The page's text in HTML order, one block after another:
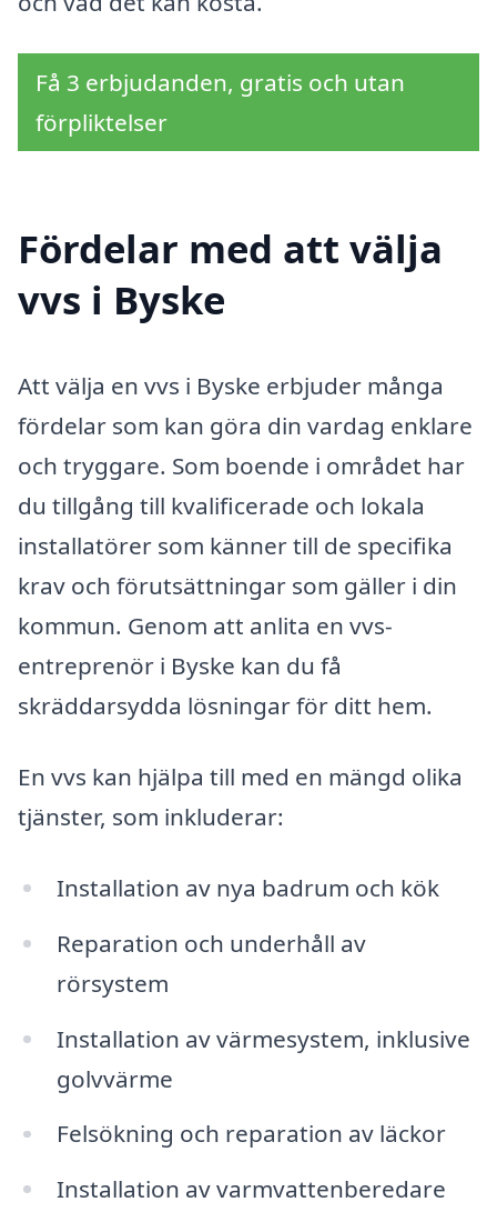
Få 3 erbjudanden, gratis och utan
förpliktelser
Fördelar med att välja
vvs i Byske
Att välja en vvs i Byske erbjuder många
fördelar som kan göra din vardag enklare
och tryggare. Som boende i området har
du tillgång till kvalificerade och lokala
installatörer som känner till de specifika
krav och förutsättningar som gäller i din
kommun. Genom att anlita en vvs-
entreprenör i Byske kan du få
skräddarsydda lösningar för ditt hem.
En vvs kan hjälpa till med en mängd olika
tjänster, som inkluderar:
Installation av nya badrum och kök
Reparation och underhåll av
rörsystem
Installation av värmesystem, inklusive
golvvärme
Felsökning och reparation av läckor
Installation av varmvattenberedare